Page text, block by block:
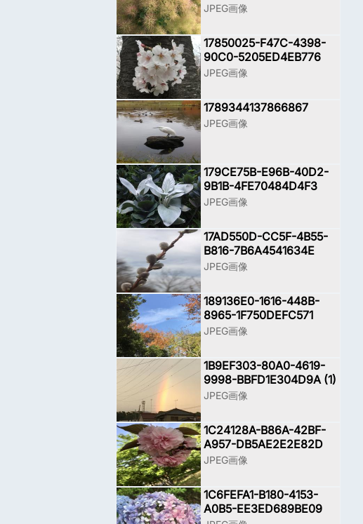
JPEG画像
17850025-F47C-4398-
90C0-5205ED4EB776
JPEG画像
1789344137866867
JPEG画像
179CE75B-E96B-40D2-
9B1B-4FE70484D4F3
JPEG画像
17AD550D-CC5F-4B55-
B816-7B6A4541634E
JPEG画像
189136E0-1616-448B-
8965-1F750DEFC571
JPEG画像
1B9EF303-80A0-4619-
9998-BBFD1E304D9A (1)
JPEG画像
1C24128A-B86A-42BF-
A957-DB5AE2E2E82D
JPEG画像
1C6FEFA1-B180-4153-
A0B5-EE3ED689BE09